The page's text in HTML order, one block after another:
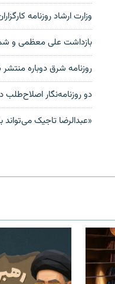
وزارت ارشاد روزنامه
بازداشت علی معظمی و
روزنامه شرق دوباره
دو روزنامه‌نگار اصلاح‌طلب
«عبدالرضا تاجيک